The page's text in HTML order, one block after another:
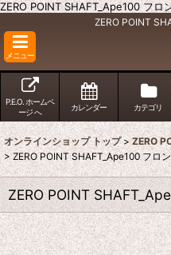
ZERO POINT SHAFT_Ape100 フロ
ZERO POINT
メニュー
P.E.O. ホームペ
ージ へ
カレンダー カテゴリ
オンラインショップ トップ > ZERO
> ZERO POINT SHAFT_Ape100 フロ
ZERO POINT